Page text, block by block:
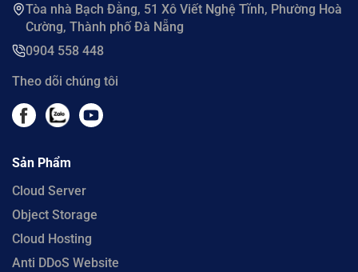
Tòa nhà Bạch Đằng, 51 Xô Viết Nghệ Tĩnh, Phường Hoà
Cường, Thành phố Đà Nẵng
0904 558 448
Theo dõi chúng tôi
Sản Phẩm
Cloud Server
Object Storage
Cloud Hosting
Anti DDoS Website